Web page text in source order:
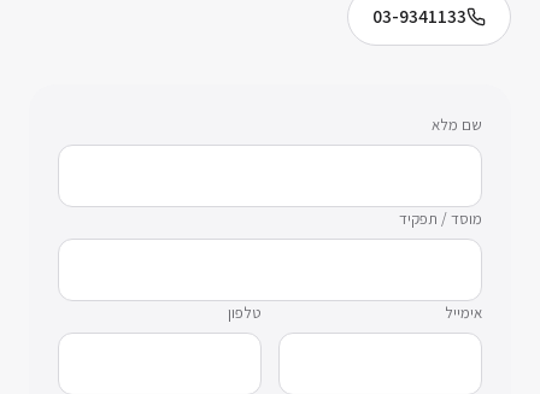
03-9341133
שם מלא
מוסד / תפקיד
אימייל טלפון